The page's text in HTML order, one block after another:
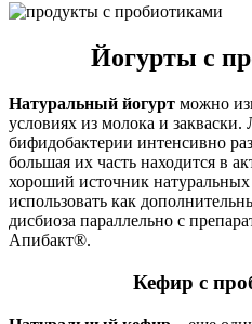
Йогурты с
Натуральный йогурт можно
условиях из молока и закваски.
бифидобактерии интенсивно
большая их часть находится в
хороший источник
использовать как
дисбиоза параллельно с
Апибакт®.
Кефир с